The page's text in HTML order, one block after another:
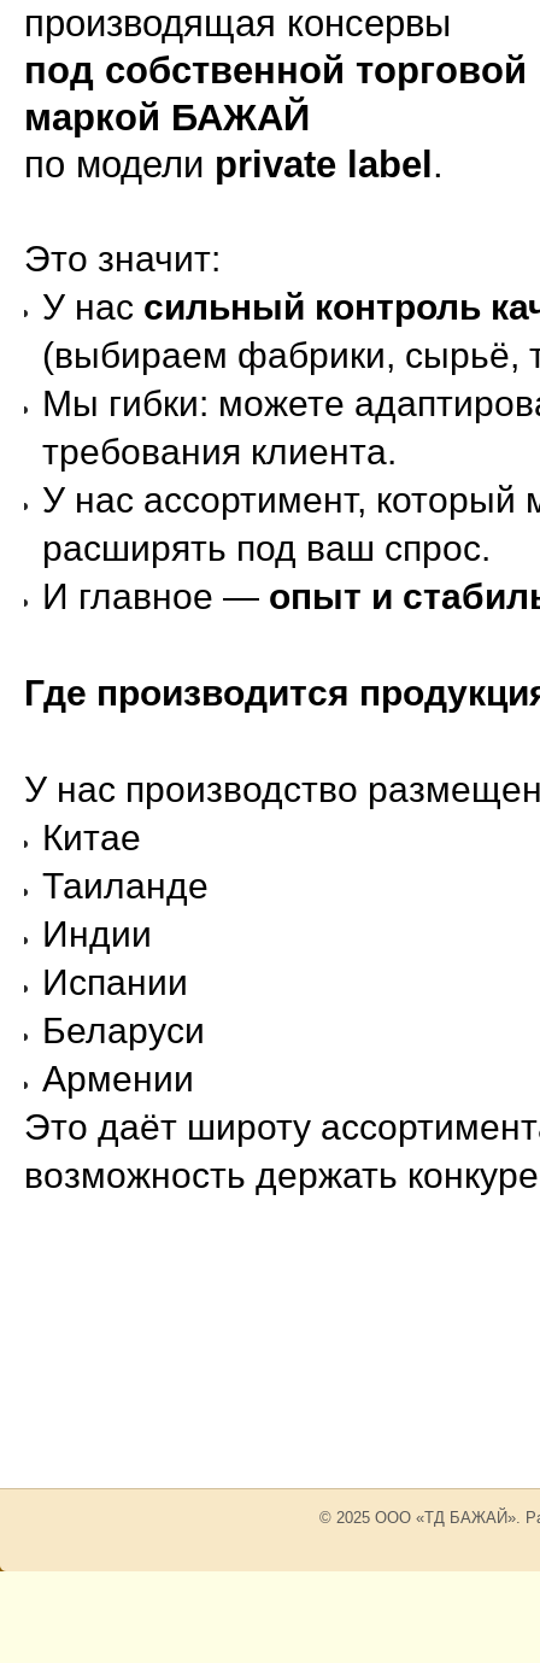
производящая консервы
под собственной торговой
маркой БАЖАЙ
по модели private label .
Это значит:
У нас сильный контроль
(выбираем фабрики, сырьё,
Мы гибки: можете
требования клиента.
У нас ассортимент, который
расширять под ваш спрос.
И главное — опыт и
Где производится
У нас производство
Китае
Таиланде
Индии
Испании
Беларуси
Армении
Это даёт широту
возможность держать
© 2025 ООО «ТД БАЖАЙ».